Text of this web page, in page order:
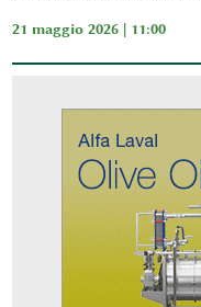
21 maggio 2026 | 11:00